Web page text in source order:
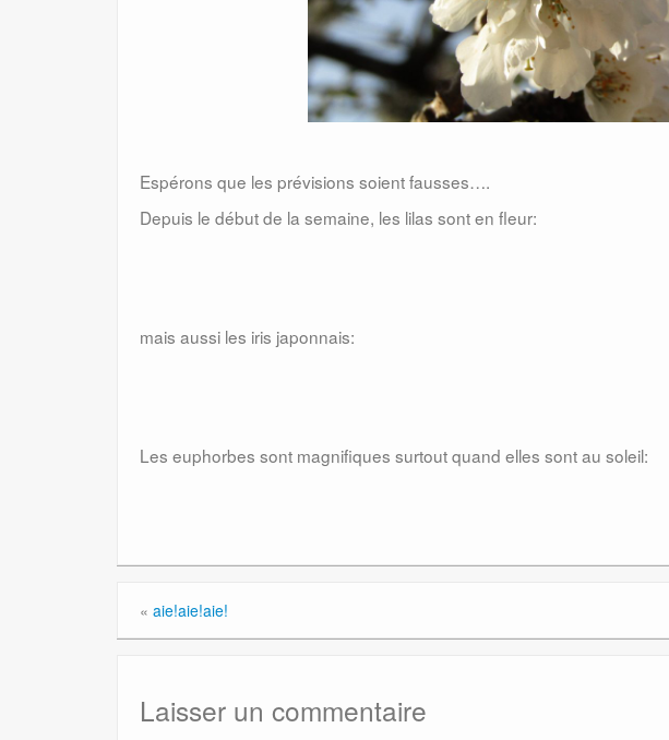
Espérons que les prévisions soient fausses….
Depuis le début de la semaine, les lilas sont en fleur:
mais aussi les iris japonnais:
Les euphorbes sont magnifiques surtout quand elles sont au soleil:
« aie!aie!aie!
Laisser un commentaire